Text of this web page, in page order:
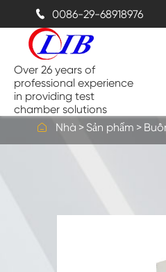
 0086-29-68918976
Over 26 years of
professional experience
in providing test
chamber solutions
Buồng thử nghiệm đỉnh
 Nhà Sản phẩm